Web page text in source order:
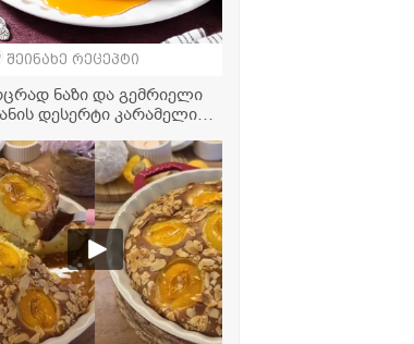
შეინახე რეცეპტი
ნაზი და გემრიელი
დესერტი კარამელით,